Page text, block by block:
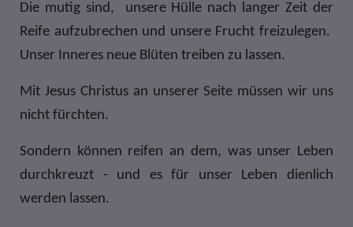
Die mutig sind, unsere Hülle nach langer Zeit der
Reife aufzubrechen und unsere Frucht freizulegen.
Unser Inneres neue Blüten treiben zu lassen.
Mit Jesus Christus an unserer Seite müssen wir uns
nicht fürchten.
Sondern können reifen an dem, was unser Leben
durchkreuzt - und es für unser Leben dienlich
werden lassen.